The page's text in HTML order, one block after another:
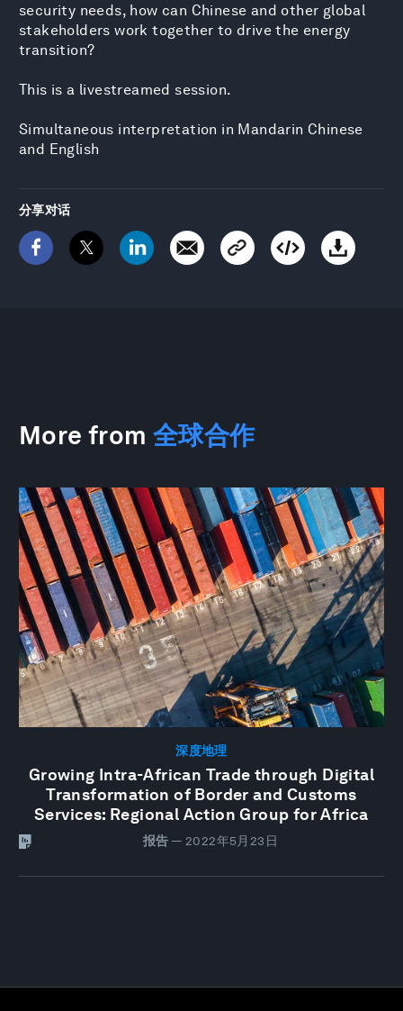
security needs, how can Chinese and other global
stakeholders work together to drive the energy
transition?
This is a livestreamed session.
Simultaneous interpretation in Mandarin Chinese
and English
分享对话
More from 全球合作
深度地理
Growing Intra-African Trade through Digital
Transformation of Border and Customs
Services: Regional Action Group for Africa
报告 — 2022年5月23日